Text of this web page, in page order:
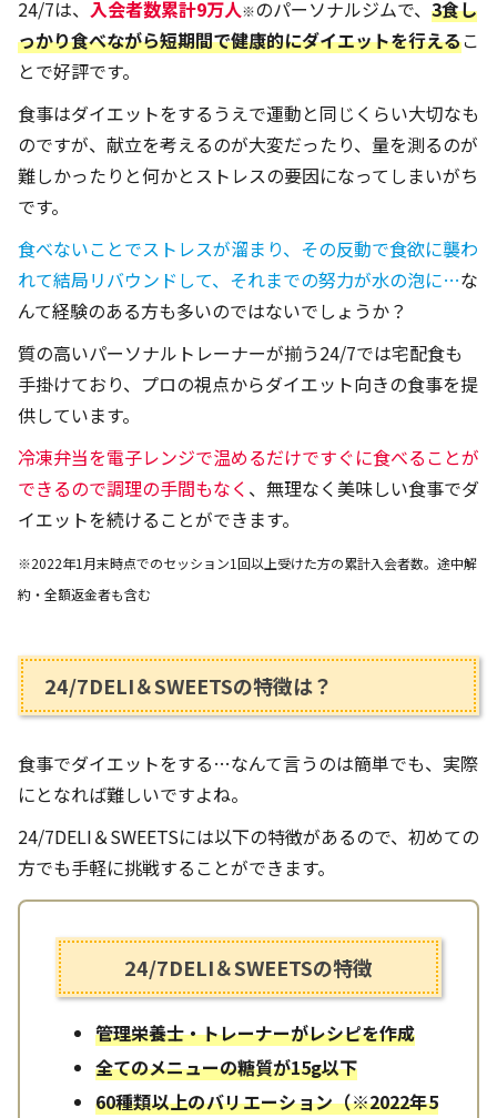
24/7は、 入会者数累計9万人※のパーソナルジムで、 3食し
っかり食べながら短期間で健康的にダイエットを行えるこ
とで好評です。
食事はダイエットをするうえで運動と同じくらい大切なも
のですが、献立を考えるのが大変だったり、量を測るのが
難しかったりと何かとストレスの要因になってしまいがち
です。
食べないことでストレスが溜まり、その反動で食欲に襲わ
れて結局リバウンドして、それまでの努力が水の泡に…な
んて経験のある方も多いのではないでしょうか？
質の高いパーソナルトレーナーが揃う24/7では宅配食も
手掛けており、プロの視点からダイエット向きの食事を提
供しています。
冷凍弁当を電子レンジで温めるだけですぐに食べることが
できるので調理の手間もなく 、無理なく美味しい食事でダ
イエットを続けることができます。
※2022年1月末時点でのセッション1回以上受けた方の累計入会者数。途中解
約・全額返金者も含む
24/7DELI＆SWEETSの特徴は？
食事でダイエットをする…なんて言うのは簡単でも、実際
にとなれば難しいですよね。
24/7DELI＆SWEETSには以下の特徴があるので、初めての
方でも手軽に挑戦することができます。
24/7DELI＆SWEETSの特徴
管理栄養士・トレーナーがレシピを作成
全てのメニューの糖質が15g以下
60種類以上のバリエーション（※2022年5